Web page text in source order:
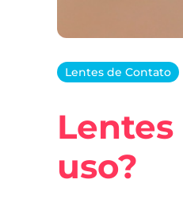
Lentes de Contato
uso?